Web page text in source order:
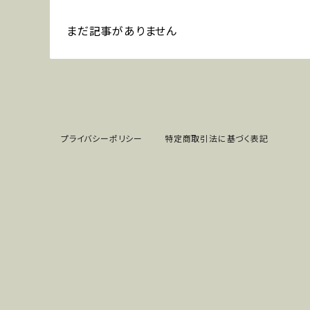
まだ記事がありません
プライバシーポリシー 特定商取引法に基づく表記